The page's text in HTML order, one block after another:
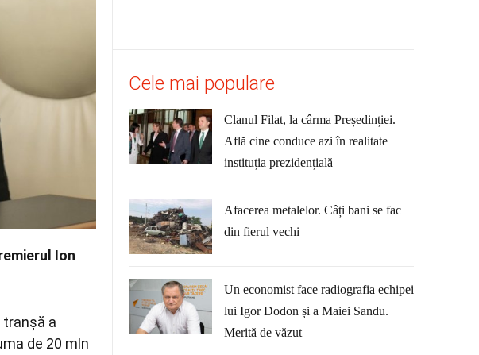
Ion
tranșă a
de 20 mln
Cele mai populare
Clanul Filat, la cârma Președinției.
Află cine conduce azi în realitate
instituția prezidențială
Afacerea metalelor. Câți bani se fac
din fierul vechi
Un economist face radiografia echipei
lui Igor Dodon și a Maiei Sandu.
Merită de văzut